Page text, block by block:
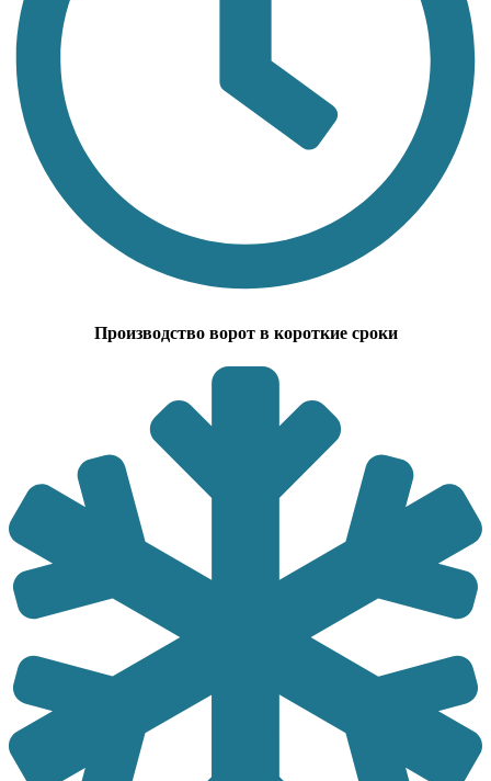
Производство ворот в короткие сроки